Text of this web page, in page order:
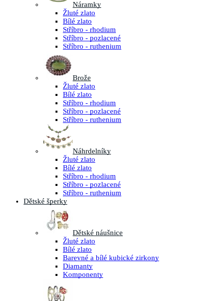
Náramky
Žluté zlato
Bílé zlato
Stříbro - rhodium
Stříbro - pozlacené
Stříbro - ruthenium
Brože
Žluté zlato
Bílé zlato
Stříbro - rhodium
Stříbro - pozlacené
Stříbro - ruthenium
Náhrdelníky
Žluté zlato
Bílé zlato
Stříbro - rhodium
Stříbro - pozlacené
Stříbro - ruthenium
Dětské šperky
Dětské náušnice
Žluté zlato
Bílé zlato
Barevné a bílé kubické zirkony
Diamanty
Komponenty